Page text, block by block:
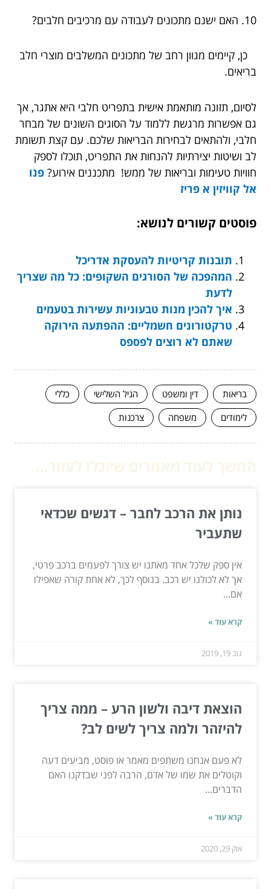
10. האם ישנם מתכונים לעבודה עם מרכיבים חלבים?
כן, קיימים מגוון רחב של מתכונים המשלבים מוצרי חלב
בריאים.
לסיום, תזונה מותאמת אישית בתפריט חלבי היא אתגר, אך
גם אפשרות מרגשת ללמוד על הסוגים השונים של מבחר
חלבי, ולהתאים לבחירות הבריאות שלכם. עם קצת תשומת
לב ושיטות יצירתיות להנחות את התפריט, תוכלו לספק
חוויות טעימות ובריאות של ממש! מתכננים אירוע? פנו
אל קוויזין א פריז
פוסטים קשורים לנושא:
תובנות קריטיות להעסקת אדריכל
המהפכה של הסורגים השקופים: כל מה שצריך
לדעת
איך להכין מנות טבעוניות עשירות בטעמים
טרקטורונים חשמליים: ההפתעה הירוקה
שאתם לא רוצים לפספס
בריאות דין ומשפט הגיל השלישי
כללי
לימודים
משפחה צרכנות
נותן את הרכב לחבר – דגשים שכדאי
שתעביר
אין ספק שלכל אחד מאתנו יש צורך לפעמים ברכב פרטי,
אך לא לכולנו יש רכב. בנוסף לכך, לא אחת קורה שאפילו
אם...
קרא עוד »
נוב 19, 2019
הוצאת דיבה ולשון הרע – ממה צריך
להיזהר ולמה צריך לשים לב?
לא פעם אנחנו משתפים מאמר או פוסט, מביעים דעה
וקוטלים את שמו של אדם, הרבה לפני שבדקנו האם
הדברים...
קרא עוד »
אוק 29, 2020